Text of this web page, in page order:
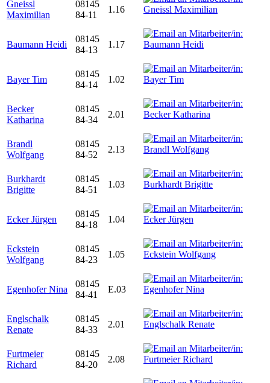
Gneissl
Maximilian
08145
84-11
1.16
Baumann Heidi
08145
84-13
1.17
Bayer Tim
08145
84-14
1.02
Becker
Katharina
08145
84-34
2.01
Brandl
Wolfgang
08145
84-52
2.13
Burkhardt
Brigitte
08145
84-51
1.03
Ecker Jürgen
08145
84-18
1.04
Eckstein
Wolfgang
08145
84-23
1.05
Egenhofer Nina
08145
84-41
E.03
Englschalk
Renate
08145
84-33
2.01
Furtmeier
Richard
08145
84-20
2.08